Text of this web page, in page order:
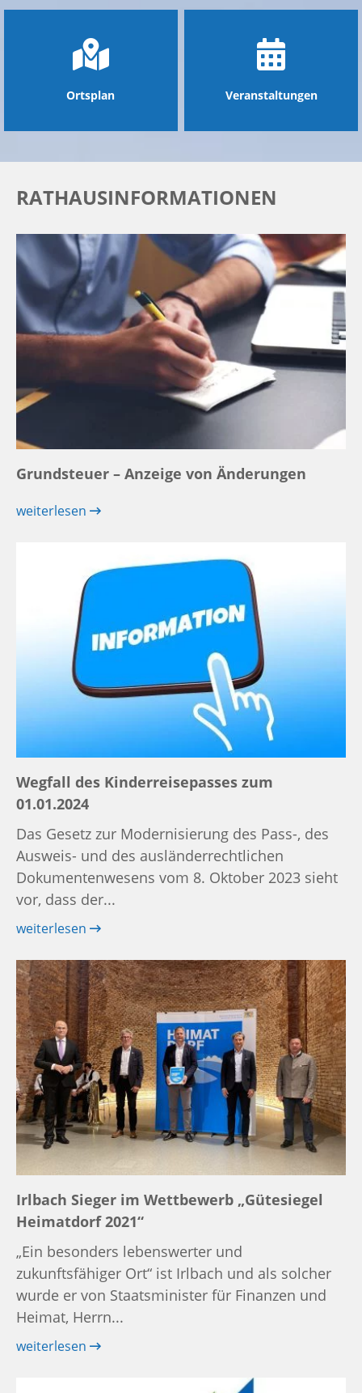
Ortsplan Veranstaltungen
RATHAUSINFORMATIONEN
Grundsteuer – Anzeige von Änderungen
weiterlesen
Wegfall des Kinderreisepasses zum
01.01.2024
Das Gesetz zur Modernisierung des Pass-, des
Ausweis- und des ausländerrechtlichen
Dokumentenwesens vom 8. Oktober 2023 sieht
vor, dass der...
weiterlesen
Irlbach Sieger im Wettbewerb „Gütesiegel
Heimatdorf 2021“
„Ein besonders lebenswerter und
zukunftsfähiger Ort“ ist Irlbach und als solcher
wurde er von Staatsminister für Finanzen und
Heimat, Herrn...
weiterlesen